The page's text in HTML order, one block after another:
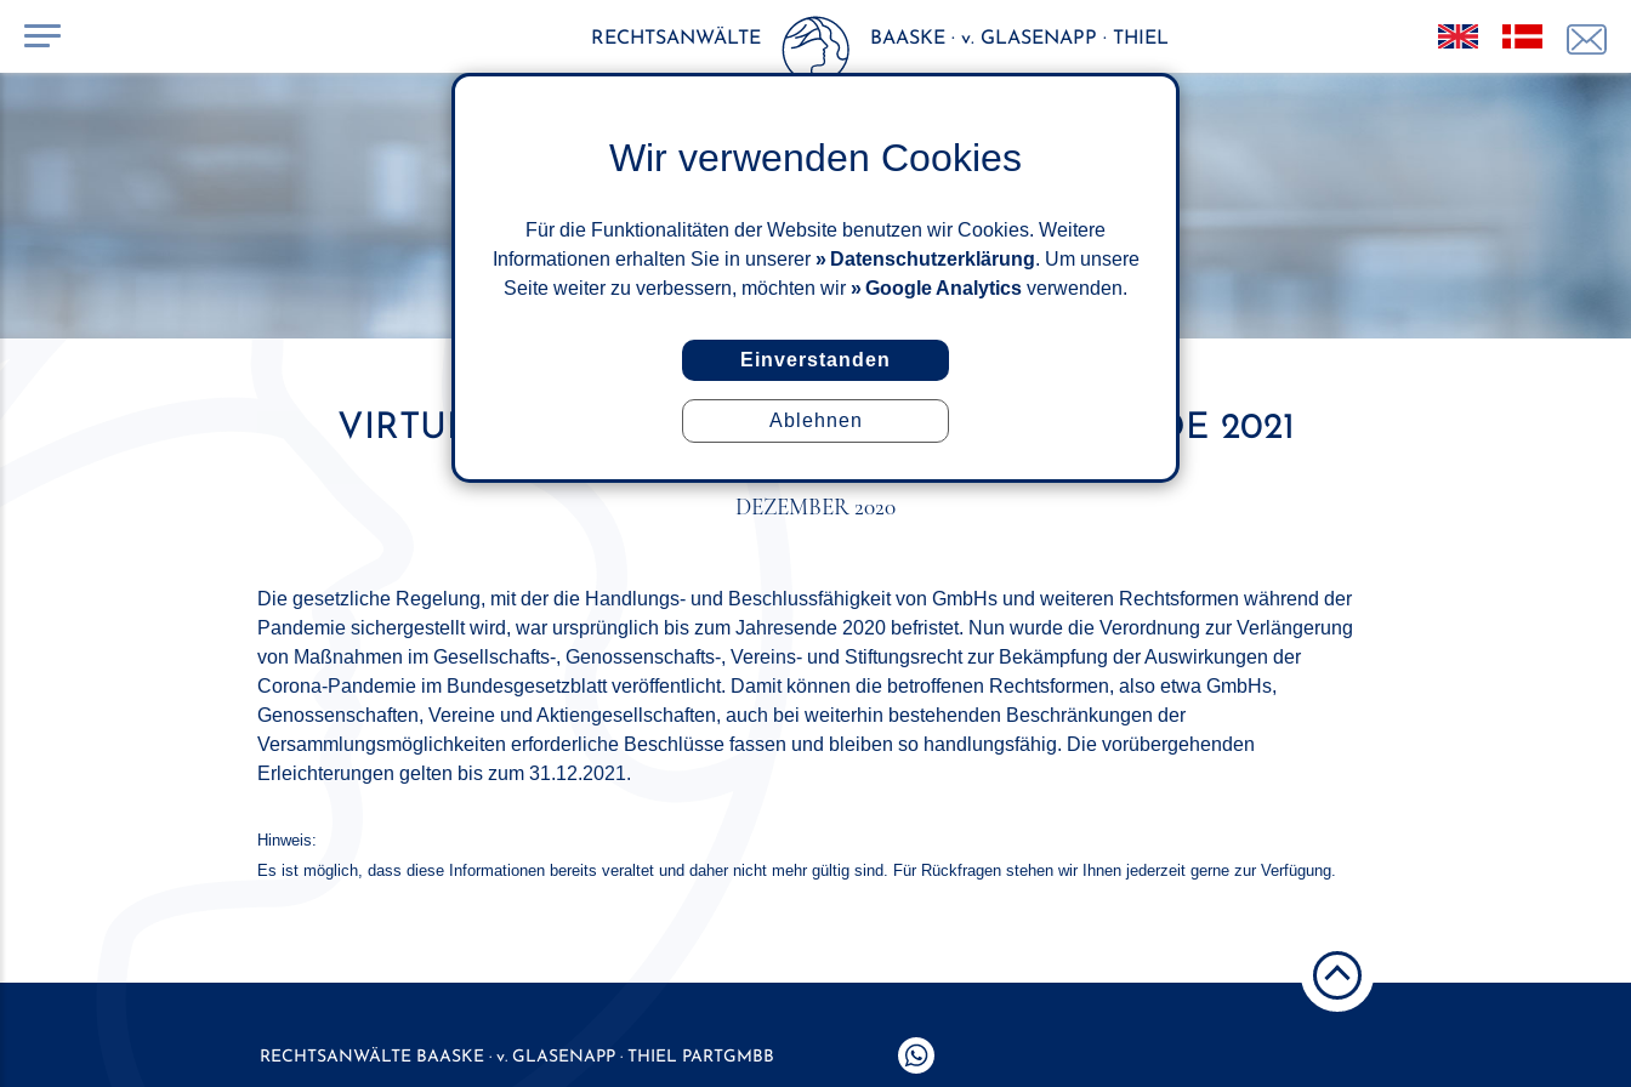
Wir verwenden Cookies
Für die Funktionalitäten der Website benutzen wir Cookies. Weitere
Informationen erhalten Sie in unserer
Datenschutzerklärung. Um unsere
Seite weiter zu verbessern, möchten wir
Google Analytics verwenden.
Einverstanden
Ablehnen
RECHTSANWÄLTE BAASKE · v. GLASENAPP · THIEL
VIRTUELLE HAUPTVERSAMMLUNGEN BIS ENDE 2021
DEZEMBER 2020
Die gesetzliche Regelung, mit der die Handlungs- und Beschlussfähigkeit von GmbHs und weiteren Rechtsformen während der
Pandemie sichergestellt wird, war ursprünglich bis zum Jahresende 2020 befristet. Nun wurde die Verordnung zur Verlängerung
von Maßnahmen im Gesellschafts-, Genossenschafts-, Vereins- und Stiftungsrecht zur Bekämpfung der Auswirkungen der
Corona-Pandemie im Bundesgesetzblatt veröffentlicht. Damit können die betroffenen Rechtsformen, also etwa GmbHs,
Genossenschaften, Vereine und Aktiengesellschaften, auch bei weiterhin bestehenden Beschränkungen der
Versammlungsmöglichkeiten erforderliche Beschlüsse fassen und bleiben so handlungsfähig. Die vorübergehenden
Erleichterungen gelten bis zum 31.12.2021.
Hinweis:
Es ist möglich, dass diese Informationen bereits veraltet und daher nicht mehr gültig sind. Für Rückfragen stehen wir Ihnen jederzeit gerne zur Verfügung.
RECHTSANWÄLTE BAASKE · v. GLASENAPP · THIEL PARTGMBB